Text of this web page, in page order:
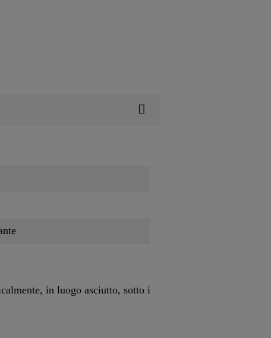
in luogo asciutto, sotto i